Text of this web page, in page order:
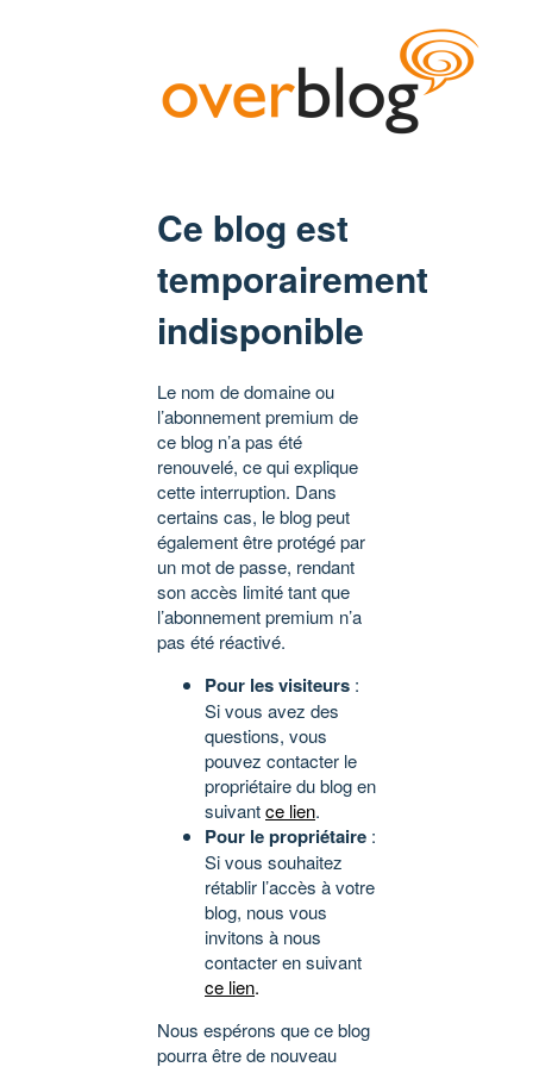
Ce blog est
temporairement
indisponible
Le nom de domaine ou
l’abonnement premium de
ce blog n’a pas été
renouvelé, ce qui explique
cette interruption. Dans
certains cas, le blog peut
également être protégé par
un mot de passe, rendant
son accès limité tant que
l’abonnement premium n’a
pas été réactivé.
Pour les visiteurs :
Si vous avez des
questions, vous
pouvez contacter le
propriétaire du blog en
suivantce lien.
Pour le propriétaire :
Si vous souhaitez
rétablir l’accès à votre
blog, nous vous
invitons à nous
contacter en suivant
ce lien.
Nous espérons que ce blog
pourra être de nouveau